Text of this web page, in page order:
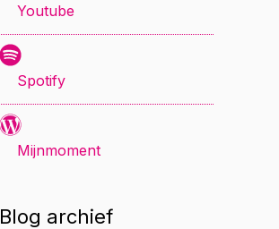
Youtube
Spotify
Mijnmoment
Blog archief